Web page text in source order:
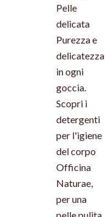
Pelle
delicata
Purezza e
delicatezza
in ogni
goccia.
Scopri i
detergenti
per l'igiene
del corpo
Officina
Naturae,
per una